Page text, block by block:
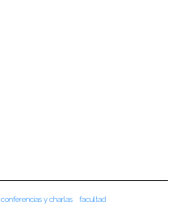
conferencias y charlas
facultad